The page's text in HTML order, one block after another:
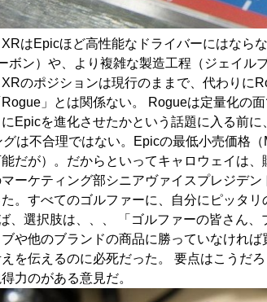
はEpicほど高性能なドライバーにはなら
ボン）や、より複雑な製造工程（ジェイ
のポジションは現行のままで、代わりに
」とは関係ない。 Rogueは定量化の
Epicを進化させたかという話題に入る前
は不合理ではない。Epicの最低小売価格
だが）。だからといってキャロウェイは
ーケティング部シニアヴァイスプレジデ
。すべてのゴルファーに、自分にピッタ
、選択肢は、、、 「ゴルファーの皆さん
や他のブランドの商品に勝っていなけれ
を伝えるのに必死だった。 要点はこうだ
力のがある意見だ。